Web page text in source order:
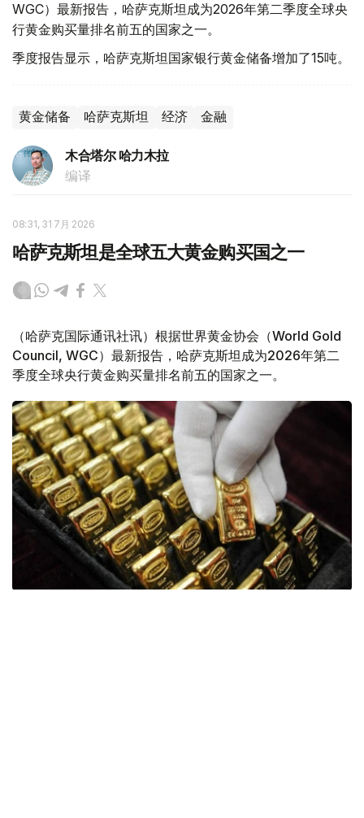
WGC）最新报告，哈萨克斯坦成为2026年第二季度全球央
行黄金购买量排名前五的国家之一。
季度报告显示，哈萨克斯坦国家银行黄金储备增加了15吨。
黄金储备 哈萨克斯坦 经济 金融
木合塔尔 哈力木拉
编译
08:31, 31 7月 2026
哈萨克斯坦是全球五大黄金购买国之一
（哈萨克国际通讯社讯）根据世界黄金协会（World Gold
Council, WGC）最新报告，哈萨克斯坦成为2026年第二
季度全球央行黄金购买量排名前五的国家之一。